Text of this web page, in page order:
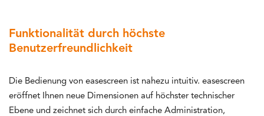
Funktionalität durch höchste
Benutzerfreundlichkeit
Die Bedienung von easescreen ist nahezu intuitiv. easescreen
eröffnet Ihnen neue Dimensionen auf höchster technischer
Ebene und zeichnet sich durch einfache Administration,